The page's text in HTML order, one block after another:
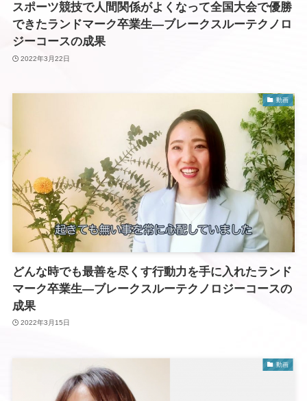
スポーツ競技で人間関係がよくなって全国大会で優勝
できたランドマーク卒業生―ブレークスルーテクノロ
ジーコースの成果
2022年3月22日
動画
どんな時でも最善を尽くす行動力を手に入れたランド
マーク卒業生―ブレークスルーテクノロジーコースの
成果
2022年3月15日
動画